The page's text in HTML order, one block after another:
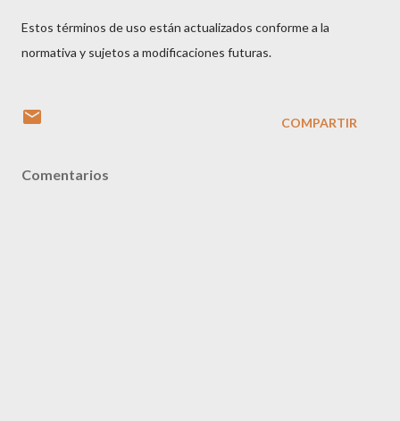
Estos términos de uso están actualizados conforme a la
normativa y sujetos a modificaciones futuras.
COMPARTIR
Comentarios